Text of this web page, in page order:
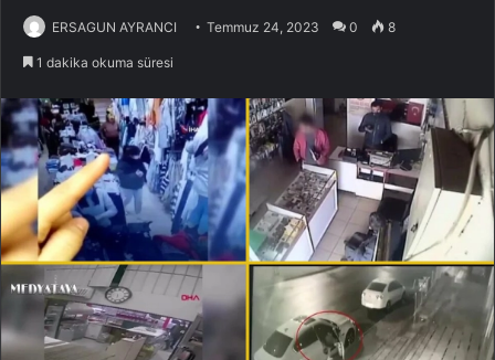
ERSAGUN AYRANCI Temmuz 24, 2023 0 8
1 dakika okuma süresi